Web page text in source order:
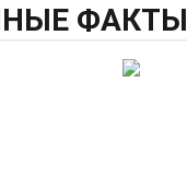
ФАКТЫ